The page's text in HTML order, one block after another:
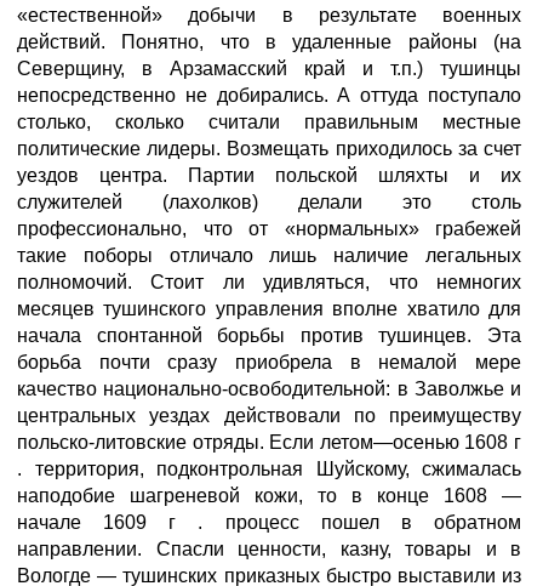
«естественной» добычи в результате военных
действий. Понятно, что в удаленные районы (на
Северщину, в Арзамасский край и т.п.) тушинцы
непосредственно не добирались. А оттуда поступало
столько, сколько считали правильным местные
политические лидеры. Возмещать приходилось за счет
уездов центра. Партии польской шляхты и их
служителей (лахолков) делали это столь
профессионально, что от «нормальных» грабежей
такие поборы отличало лишь наличие легальных
полномочий. Стоит ли удивляться, что немногих
месяцев тушинского управления вполне хватило для
начала спонтанной борьбы против тушинцев. Эта
борьба почти сразу приобрела в немалой мере
качество национально-освободительной: в Заволжье и
центральных уездах действовали по преимуществу
польско-литовские отряды. Если летом—осенью 1608 г
. территория, подконтрольная Шуйскому, сжималась
наподобие шагреневой кожи, то в конце 1608 —
начале 1609 г . процесс пошел в обратном
направлении. Спасли ценности, казну, товары и в
Вологде — тушинских приказных быстро выставили из